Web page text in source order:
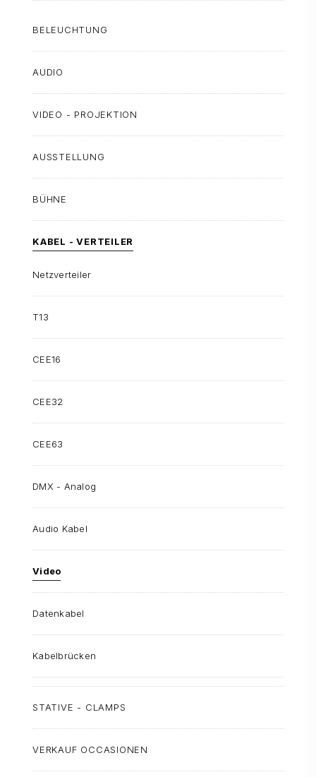
BELEUCHTUNG
AUDIO
VIDEO - PROJEKTION
AUSSTELLUNG
BÜHNE
KABEL - VERTEILER
Netzverteiler
T13
CEE16
CEE32
CEE63
DMX - Analog
Audio Kabel
Video
Datenkabel
Kabelbrücken
STATIVE - CLAMPS
VERKAUF OCCASIONEN